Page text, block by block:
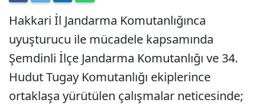
Hakkari İl Jandarma Komutanlığınca
uyuşturucu ile mücadele kapsamında
Şemdinli İlçe Jandarma Komutanlığı ve 34.
Hudut Tugay Komutanlığı ekiplerince
ortaklaşa yürütülen çalışmalar neticesinde;